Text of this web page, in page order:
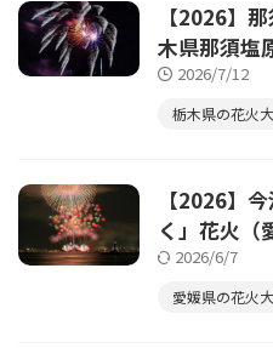
【2026】
木県那須塩
2026/7/12
栃木県の花火
【2026】
く」花火（
2026/6/7
愛媛県の花火